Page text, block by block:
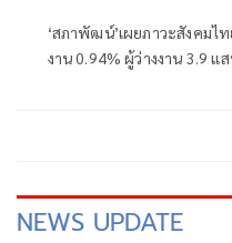
‘สภาพัฒน์’เผยภาวะสังคมไ
งาน 0.94% ผู้ว่างงาน 3.9
NEWS UPDATE